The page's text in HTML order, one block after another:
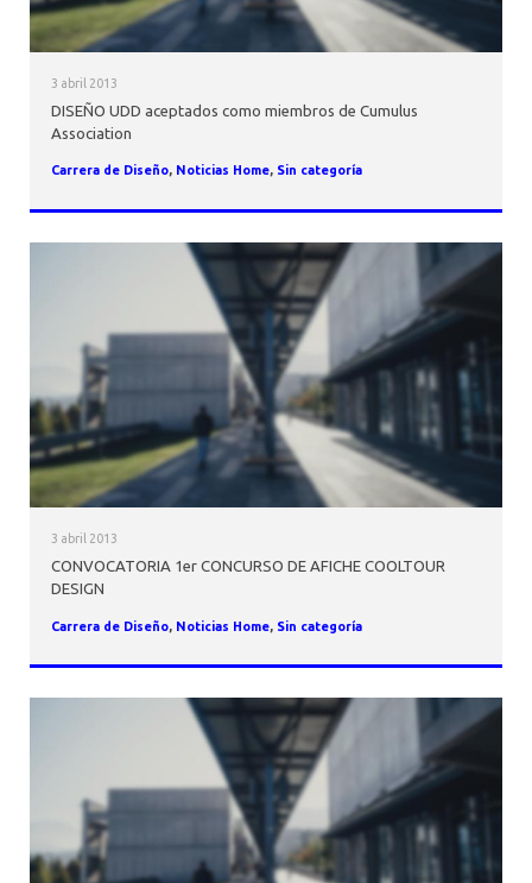
3 abril 2013
DISEÑO UDD aceptados como miembros de Cumulus
Association
Carrera de Diseño, Noticias Home, Sin categoría
3 abril 2013
CONVOCATORIA 1er CONCURSO DE AFICHE COOLTOUR
DESIGN
Carrera de Diseño, Noticias Home, Sin categoría